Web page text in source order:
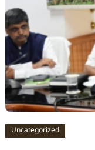
Uncategorized